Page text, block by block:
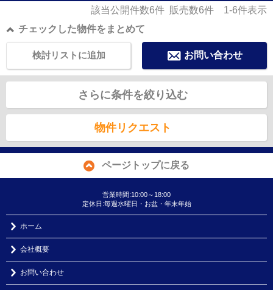
該当公開件数6件 販売数6件 1-6件表示
チェックした物件をまとめて
お問い合わせ
検討リストに追加
さらに条件を絞り込む
物件リクエスト
ページトップに戻る
営業時間:10:00～18:00
定休日:毎週水曜日・お盆・年末年始
ホーム
会社概要
お問い合わせ